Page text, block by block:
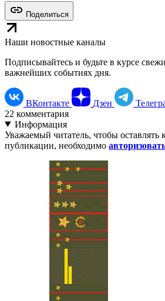
Поделиться
Наши новостные каналы
Подписывайтесь и будьте в курсе
важнейших событиях дня.
ВКонтакте Дзен
22 комментария
Информация
Уважаемый читатель, чтобы оставлять
публикации, необходимо